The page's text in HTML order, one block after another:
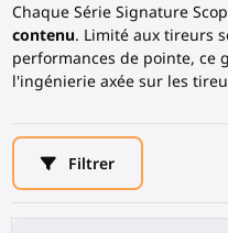
Chaque Série Signature
contenu. Limité aux tireurs
performances de pointe, ce
l'ingénierie axée sur les
Filtrer